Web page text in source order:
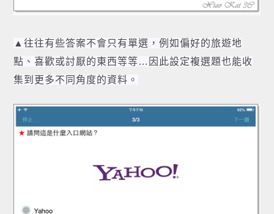
▲往往有些答案不會只有單選，例如偏好的旅遊地
點、喜歡或討厭的東西等等…因此設定複選題也能收
集到更多不同角度的資料。